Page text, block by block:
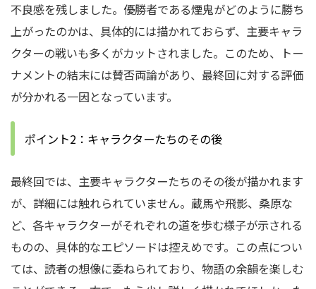
不良感を残しました。優勝者である煙鬼がどのように勝ち
上がったのかは、具体的には描かれておらず、主要キャラ
クターの戦いも多くがカットされました。このため、トー
ナメントの結末には賛否両論があり、最終回に対する評価
が分かれる一因となっています。
ポイント2：キャラクターたちのその後
最終回では、主要キャラクターたちのその後が描かれます
が、詳細には触れられていません。蔵馬や飛影、桑原な
ど、各キャラクターがそれぞれの道を歩む様子が示される
ものの、具体的なエピソードは控えめです。この点につい
ては、読者の想像に委ねられており、物語の余韻を楽しむ